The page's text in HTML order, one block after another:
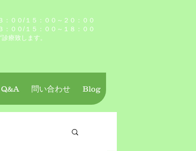
００/１５：００～２０：００
：００/１５：００～１８：００
療致します。
Q&A 問い合わせ Blog